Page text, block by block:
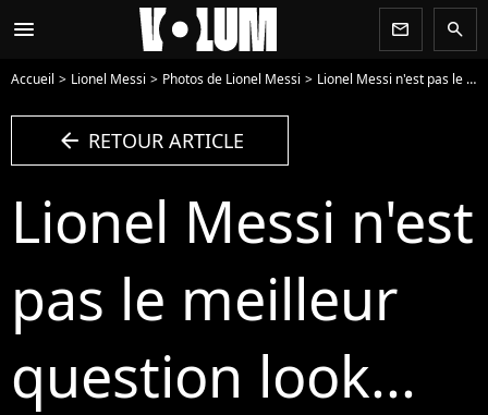
menu newsletter search
Accueil Lionel Messi Photos de Lionel Messi Lionel Messi n'est pas le meilleur question look... - Photo
arrow_left RETOUR ARTICLE
Lionel Messi n'est
pas le meilleur
question look...